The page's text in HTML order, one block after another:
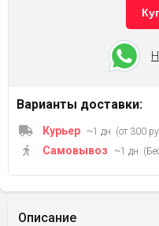
Варианты доставки:
Курьер ~1 дн. (от 300
Самовывоз ~1 дн.
Описание